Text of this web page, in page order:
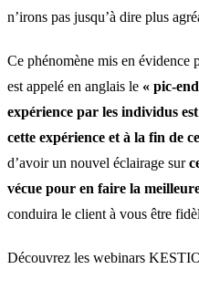
n’irons pas jusqu’à dire plus
Ce phénomène mis en
est appelé en anglais le « pic-
expérience par les individus
cette expérience et à la fin de
d’avoir un nouvel éclairage sur
vécue pour en faire la
conduira le client à vous être
Découvrez les webinars